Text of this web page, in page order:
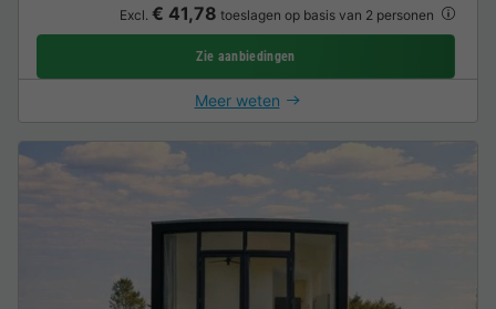
Excl. € 41,78 toeslagen op basis van 2 personen
Zie aanbiedingen
Meer weten